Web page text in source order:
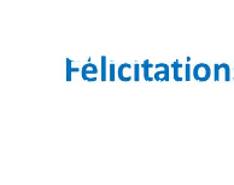
personnes
Accueil/ Actualités /